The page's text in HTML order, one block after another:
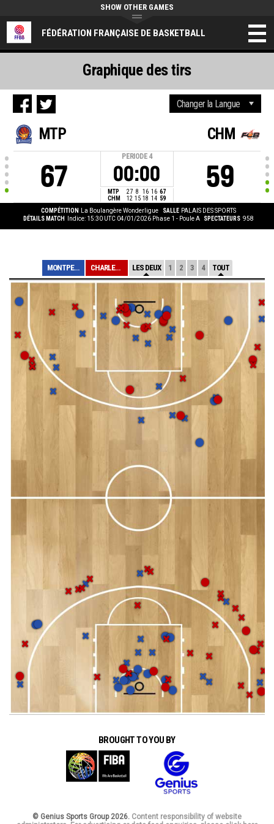
FÉDÉRATION FRANÇAISE DE BASKETBALL
SHOW OTHER GAMES
MTP
67
PERIODE 4
00:00
MTP 27 8 16 16 67
CHM
12 15 18 14 59
CHM
59
COMPÉTITION La Boulangère Wonderligue SALLE PALAIS DES SPORTS
DÉTAILS MATCH
Indice: 15:30 UTC 04/01/2026 Phase 1 - Poule A SPECTATEURS 958
Graphique des tirs
MONTPELLIER CHARLEVILLE MEZ... LES DEUX 1 2 3 4 TOUT
BROUGHT TO YOU BY
© Genius Sports Group 2026. Content responsibility of website